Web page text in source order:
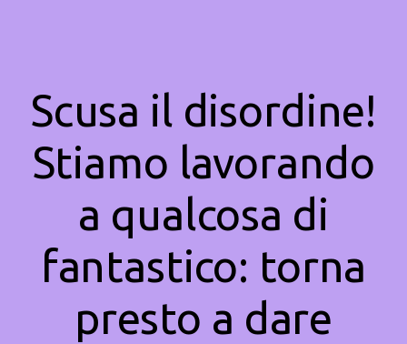
Scusa il disordine!
Stiamo lavorando
a qualcosa di
fantastico: torna
presto a dare